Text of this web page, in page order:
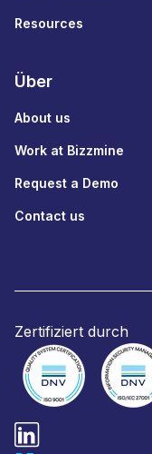
Resources
Über
About us
Work at Bizzmine
Request a Demo
Contact us
Zertifiziert durch